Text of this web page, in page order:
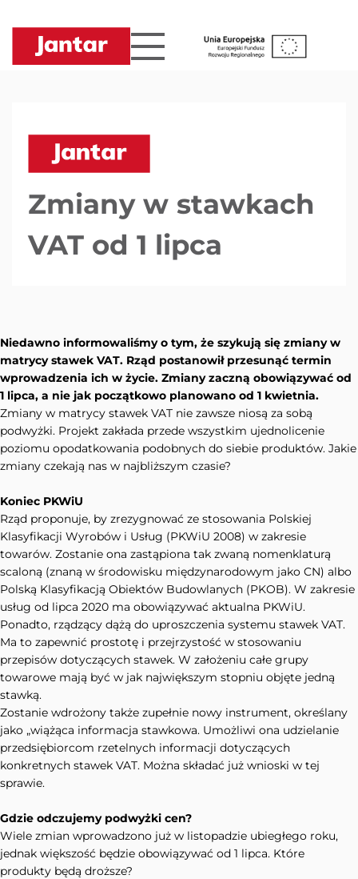
do
Zmiany w stawkach
VAT od 1 lipca
Niedawno informowaliśmy o tym, że szykują się zmiany w
matrycy stawek VAT. Rząd postanowił przesunąć termin
wprowadzenia ich w życie. Zmiany zaczną obowiązywać od
1 lipca, a nie jak początkowo planowano od 1 kwietnia.
Zmiany w matrycy stawek VAT nie zawsze niosą za sobą
podwyżki. Projekt zakłada przede wszystkim ujednolicenie
poziomu opodatkowania podobnych do siebie produktów. Jakie
zmiany czekają nas w najbliższym czasie?
Koniec PKWiU
Rząd proponuje, by zrezygnować ze stosowania Polskiej
Klasyfikacji Wyrobów i Usług (PKWiU 2008) w zakresie
towarów. Zostanie ona zastąpiona tak zwaną nomenklaturą
scaloną (znaną w środowisku międzynarodowym jako CN) albo
Polską Klasyfikacją Obiektów Budowlanych (PKOB). W zakresie
usług od lipca 2020 ma obowiązywać aktualna PKWiU.
Ponadto, rządzący dążą do uproszczenia systemu stawek VAT.
Ma to zapewnić prostotę i przejrzystość w stosowaniu
przepisów dotyczących stawek. W założeniu całe grupy
towarowe mają być w jak największym stopniu objęte jedną
stawką.
Zostanie wdrożony także zupełnie nowy instrument, określany
jako „wiążąca informacja stawkowa. Umożliwi ona udzielanie
przedsiębiorcom rzetelnych informacji dotyczących
konkretnych stawek VAT. Można składać już wnioski w tej
sprawie.
Gdzie odczujemy podwyżki cen?
Wiele zmian wprowadzono już w listopadzie ubiegłego roku,
jednak większość będzie obowiązywać od 1 lipca. Które
produkty będą droższe?